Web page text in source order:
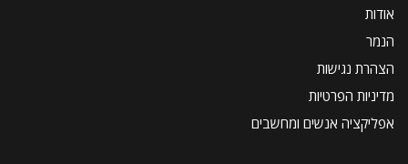
אודות
הנמר
הצהרת נגישות
מדיניות הפרטיות
אפליקציה אנשים ומחשבים